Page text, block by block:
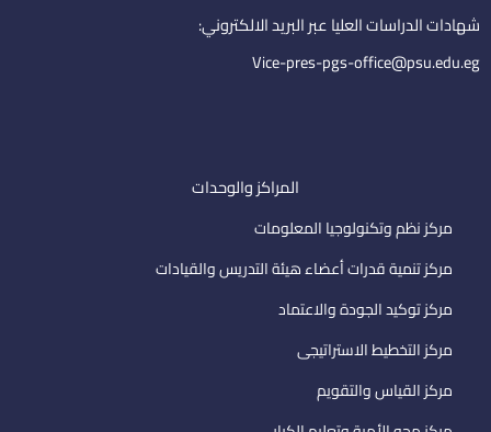
i
l
شهادات الدراسات العليا عبر البريد الالكتروني:
Vice-pres-pgs-office@psu.edu.eg
المراكز والوحدات
مركز نظم وتكنولوجيا المعلومات
مركز تنمية قدرات أعضاء هيئة التدريس والقيادات
مركز توكيد الجودة والاعتماد
مركز التخطيط الاستراتيجى
مركز القياس والتقويم